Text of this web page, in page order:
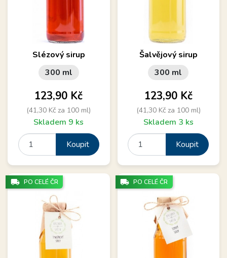
Slézový sirup
300 ml
Cena
123,90 Kč
(41,30 Kč za 100 ml)
Skladem 9 ks
Koupit
Šalvějový sirup
300 ml
Cena
123,90 Kč
(41,30 Kč za 100 ml)
Skladem 3 ks
Koupit
local_shipping PO CELÉ ČR local_shipping PO CELÉ ČR